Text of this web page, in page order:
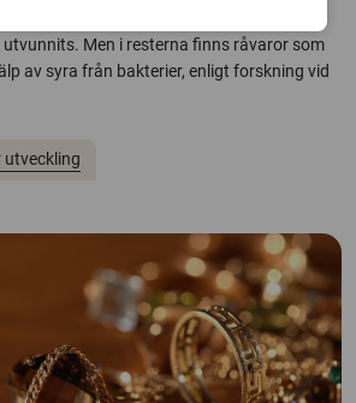
i miljöfarliga högar efter att magnesium
Men i resterna finns råvaror som
av syra från bakterier, enligt forskning vid
utveckling